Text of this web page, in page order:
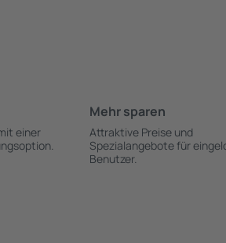
einer
Mehr sparen
Attraktive Preise und
Spezialangebote für
Benutzer.